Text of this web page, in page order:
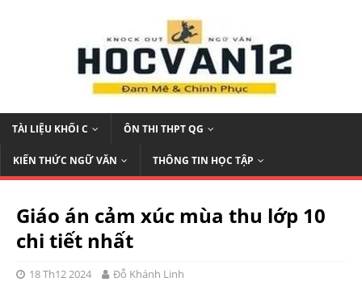
TÀI LIỆU KHỐI C ÔN THI THPT QG
KIẾN THỨC NGỮ VĂN THÔNG TIN HỌC TẬP
Giáo án cảm xúc mùa thu lớp 10
chi tiết nhất
18 Th12 2024 Đỗ Khánh Linh